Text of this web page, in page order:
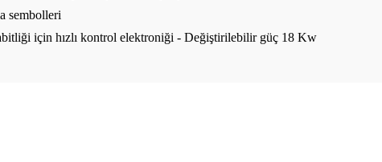
sembolleri
için hızlı kontrol elektroniği - Değiştirilebilir güç 18 Kw